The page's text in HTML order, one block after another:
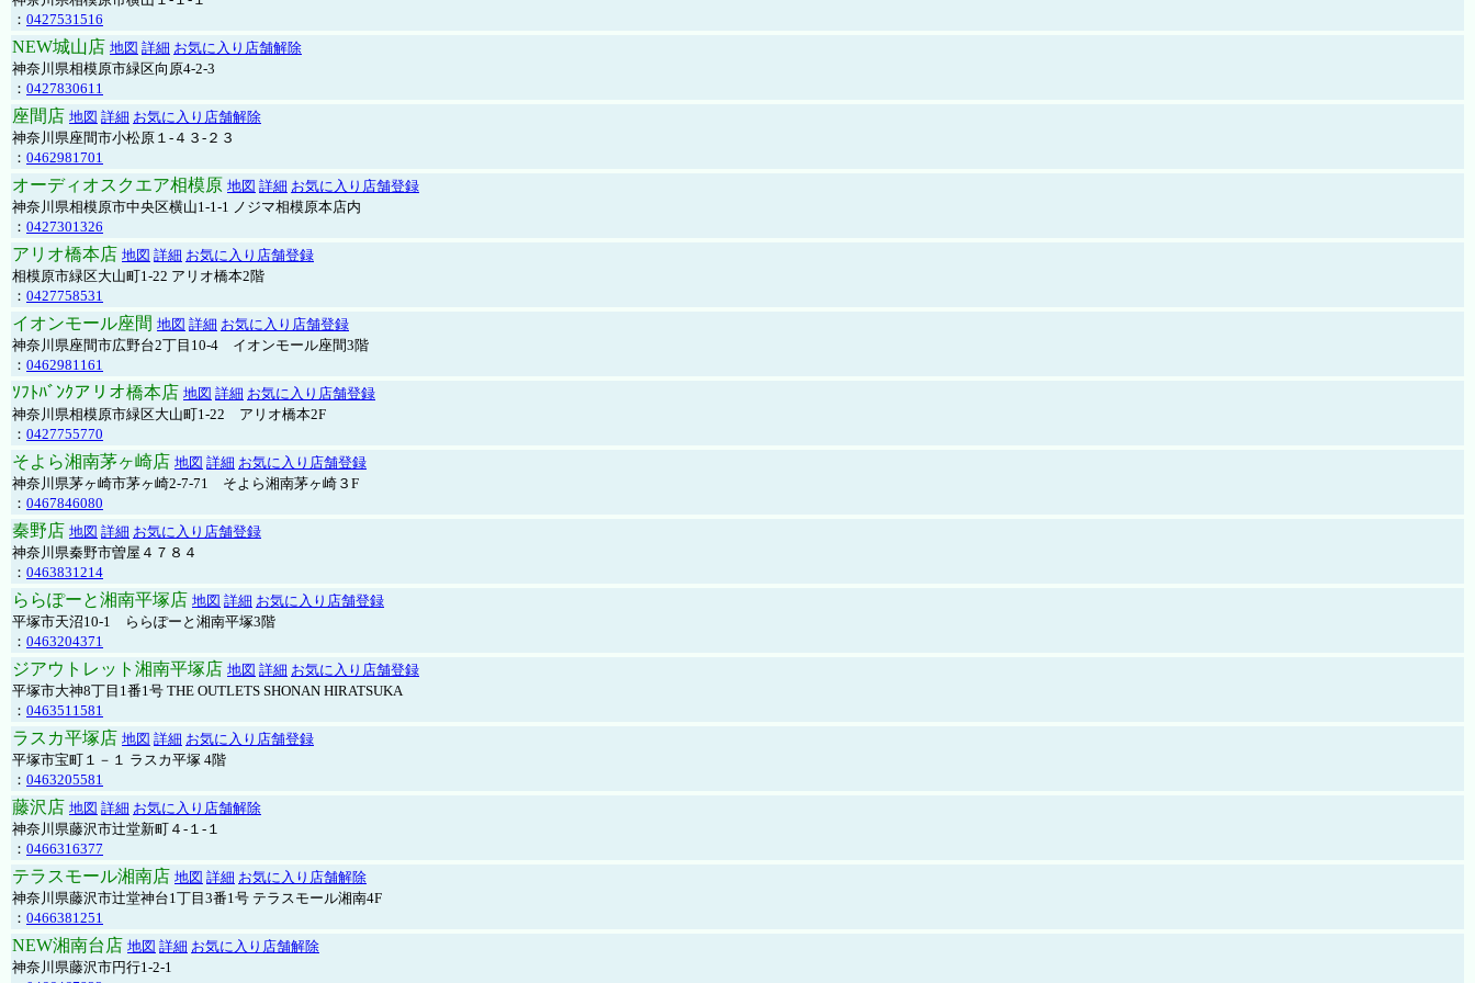
： 0427531516
NEW城山店 地図 詳細 お気に入り店舗解除
神奈川県相模原市緑区向原4-2-3
： 0427830611
座間店 地図 詳細 お気に入り店舗解除
神奈川県座間市小松原１-４３-２３
： 0462981701
オーディオスクエア相模原 地図 詳細 お気に入り店舗登録
神奈川県相模原市中央区横山1-1-1 ノジマ相模原本店内
： 0427301326
アリオ橋本店 地図 詳細 お気に入り店舗登録
相模原市緑区大山町1-22 アリオ橋本2階
： 0427758531
イオンモール座間 地図 詳細 お気に入り店舗登録
神奈川県座間市広野台2丁目10-4 イオンモール座間3階
： 0462981161
ｿﾌﾄﾊﾞﾝｸアリオ橋本店 地図 詳細 お気に入り店舗登録
神奈川県相模原市緑区大山町1-22 アリオ橋本2F
： 0427755770
そよら湘南茅ヶ崎店 地図 詳細 お気に入り店舗登録
神奈川県茅ヶ崎市茅ヶ崎2‐7‐71 そよら湘南茅ヶ崎３F
： 0467846080
秦野店 地図 詳細 お気に入り店舗登録
神奈川県秦野市曽屋４７８４
： 0463831214
ららぽーと湘南平塚店 地図 詳細 お気に入り店舗登録
平塚市天沼10-1 ららぽーと湘南平塚3階
： 0463204371
ジアウトレット湘南平塚店 地図 詳細 お気に入り店舗登録
平塚市大神8丁目1番1号 THE OUTLETS SHONAN HIRATSUKA
： 0463511581
ラスカ平塚店 地図 詳細 お気に入り店舗登録
平塚市宝町１－１ ラスカ平塚 4階
： 0463205581
藤沢店 地図 詳細 お気に入り店舗解除
神奈川県藤沢市辻堂新町４-１-１
： 0466316377
テラスモール湘南店 地図 詳細 お気に入り店舗解除
神奈川県藤沢市辻堂神台1丁目3番1号 テラスモール湘南4F
： 0466381251
NEW湘南台店 地図 詳細 お気に入り店舗解除
神奈川県藤沢市円行1-2-1